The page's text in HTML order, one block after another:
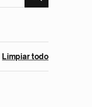
Limpiar todo